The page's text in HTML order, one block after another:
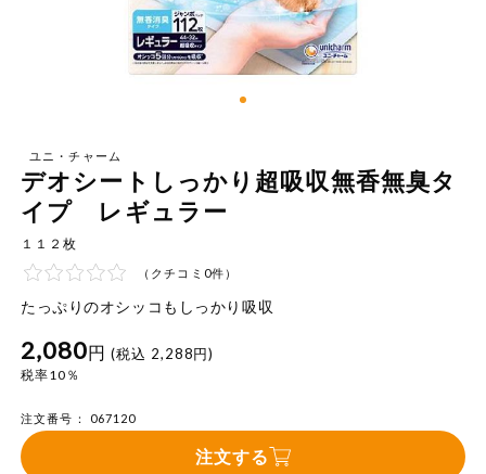
注文履歴注文
WEBカタログ
先着限定から探す
人気カテゴリ
食品から探す
目的から探す
生協独自
ミールキット
など
麺類
レトルト・缶
詰・瓶詰
し・油・ルー
アレルゲン情報
特定原材料と特定原材料に準ずるものが含まれていない商品
を検索できます。
特定原材料
落花生
特定原材料に準ずるもの
ユニ・チャーム
デオシートしっかり超吸収無香無臭タ
イプ レギュラー
１１２枚
（クチコミ0件）
たっぷりのオシッコもしっかり吸収
2,080円 (税込 2,288円)
税率10％
注文番号： 067120
注文する